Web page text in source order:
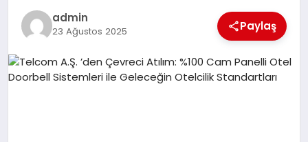
EKONOMI
SIYASET
admin
23 Ağustos 2025 Paylaş